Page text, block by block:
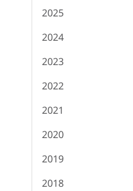
2025
2024
2023
2022
2021
2020
2019
2018